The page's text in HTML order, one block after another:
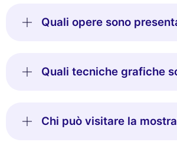
Quali opere sono
Quali tecniche grafiche
Chi può visitare la